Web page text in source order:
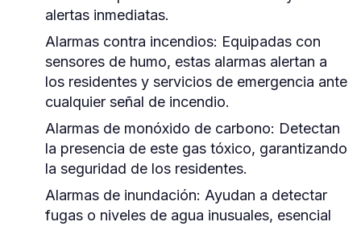
alertas inmediatas.
Alarmas contra incendios: Equipadas con
sensores de humo, estas alarmas alertan a
los residentes y servicios de emergencia ante
cualquier señal de incendio.
Alarmas de monóxido de carbono: Detectan
la presencia de este gas tóxico, garantizando
la seguridad de los residentes.
Alarmas de inundación: Ayudan a detectar
fugas o niveles de agua inusuales, esencial